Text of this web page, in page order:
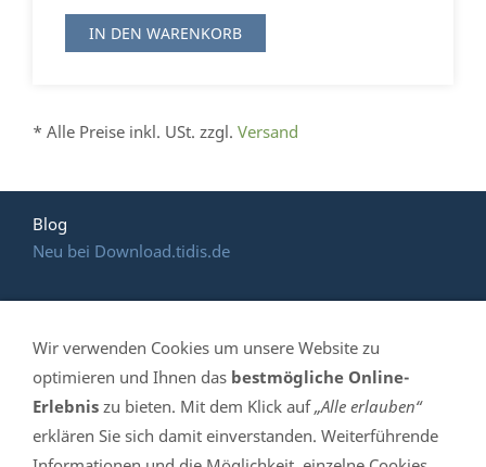
IN DEN WARENKORB
* Alle Preise inkl. USt. zzgl. Versand
Blog
Neu bei Download.tidis.de
HOTLINE: (035 365)
639 061
Wir verwenden Cookies um unsere Website zu
optimieren und Ihnen das bestmögliche Online-
Erlebnis zu bieten. Mit dem Klick auf„Alle erlauben“
erklären Sie sich damit einverstanden. Weiterführende